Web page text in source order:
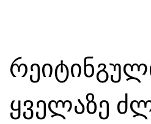
ყველაზე